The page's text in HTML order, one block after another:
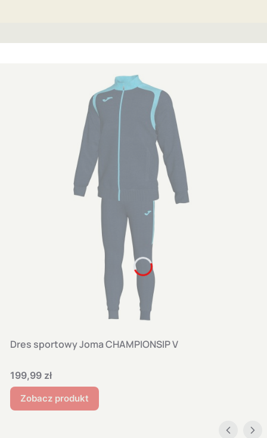
Dres sportowy Joma CHAMPIONSIP V
Cena
199,99 zł
Zobacz produkt